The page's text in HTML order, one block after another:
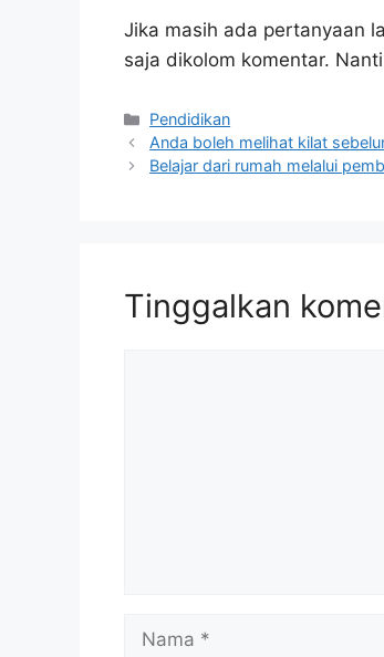
Jika masih ada pertanyaan
saja dikolom komentar.
Kategori
Pendidikan
Anda boleh melihat kilat
Belajar dari rumah melalui
Tinggalkan
Nama